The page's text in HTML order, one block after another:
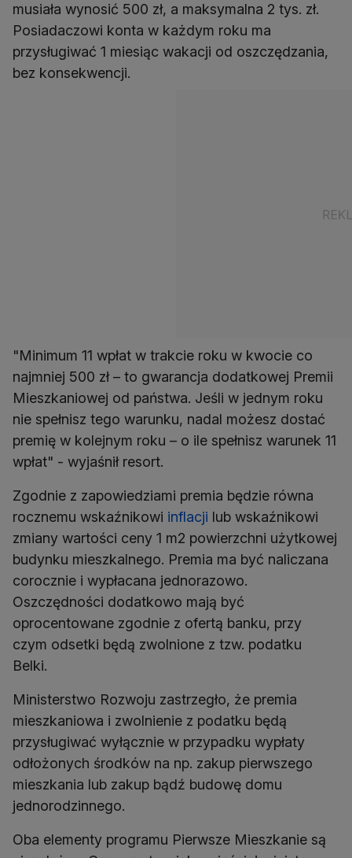
musiała wynosić 500 zł, a maksymalna 2 tys. zł.
Posiadaczowi konta w każdym roku ma
przysługiwać 1 miesiąc wakacji od oszczędzania,
"Minimum 11 wpłat w trakcie roku w kwocie co
najmniej 500 zł – to gwarancja dodatkowej Premii
Mieszkaniowej od państwa. Jeśli w jednym roku
nie spełnisz tego warunku, nadal możesz dostać
premię w kolejnym roku – o ile spełnisz warunek 11
Zgodnie z zapowiedziami premia będzie równa
rocznemu wskaźnikowi inflacji lub wskaźnikowi
zmiany wartości ceny 1 m2 powierzchni użytkowej
budynku mieszkalnego. Premia ma być naliczana
corocznie i wypłacana jednorazowo.
Oszczędności dodatkowo mają być
oprocentowane zgodnie z ofertą banku, przy
czym odsetki będą zwolnione z tzw. podatku
Ministerstwo Rozwoju zastrzegło, że premia
mieszkaniowa i zwolnienie z podatku będą
przysługiwać wyłącznie w przypadku wypłaty
odłożonych środków na np. zakup pierwszego
mieszkania lub zakup bądź budowę domu
jednorodzinnego.
Oba elementy programu Pierwsze Mieszkanie są